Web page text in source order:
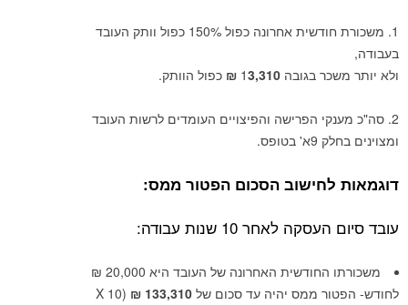
משכורת חודשית אחרונה כפול 150% כפול וותק העובד
בעבודה,
ולא יותר משכר בגובה 1 3,310 ₪ כפול הוותק.
סה"כ מענקי הפרישה והפיצויים העומדים לרשות העובד
ומצוינים בחלק 9א' בטופס.
דוגמאות לחישוב הסכום הפטור ממס:
עובד סיום העסקה לאחר 10 שנות עבודה:
משכורתו החודשית האחרונה של העובד היא 20,000 ₪
לחודש- הפטור ממס יהיה עד סכום של 133,310 ₪
(10 X